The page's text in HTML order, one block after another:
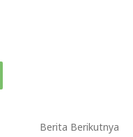
Berita Berikutnya